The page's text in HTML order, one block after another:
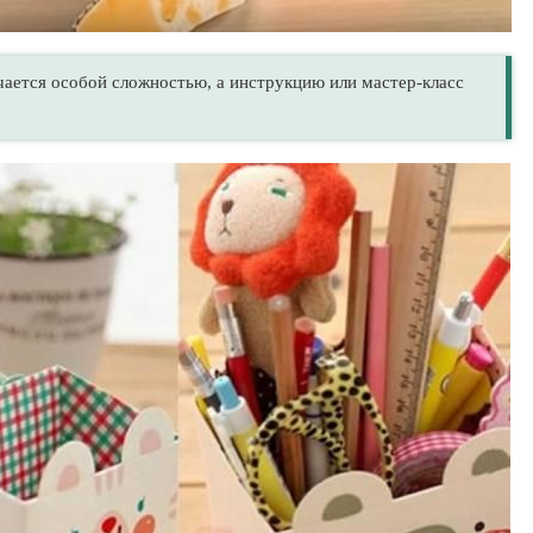
особой сложностью, а инструкцию или мастер-класс